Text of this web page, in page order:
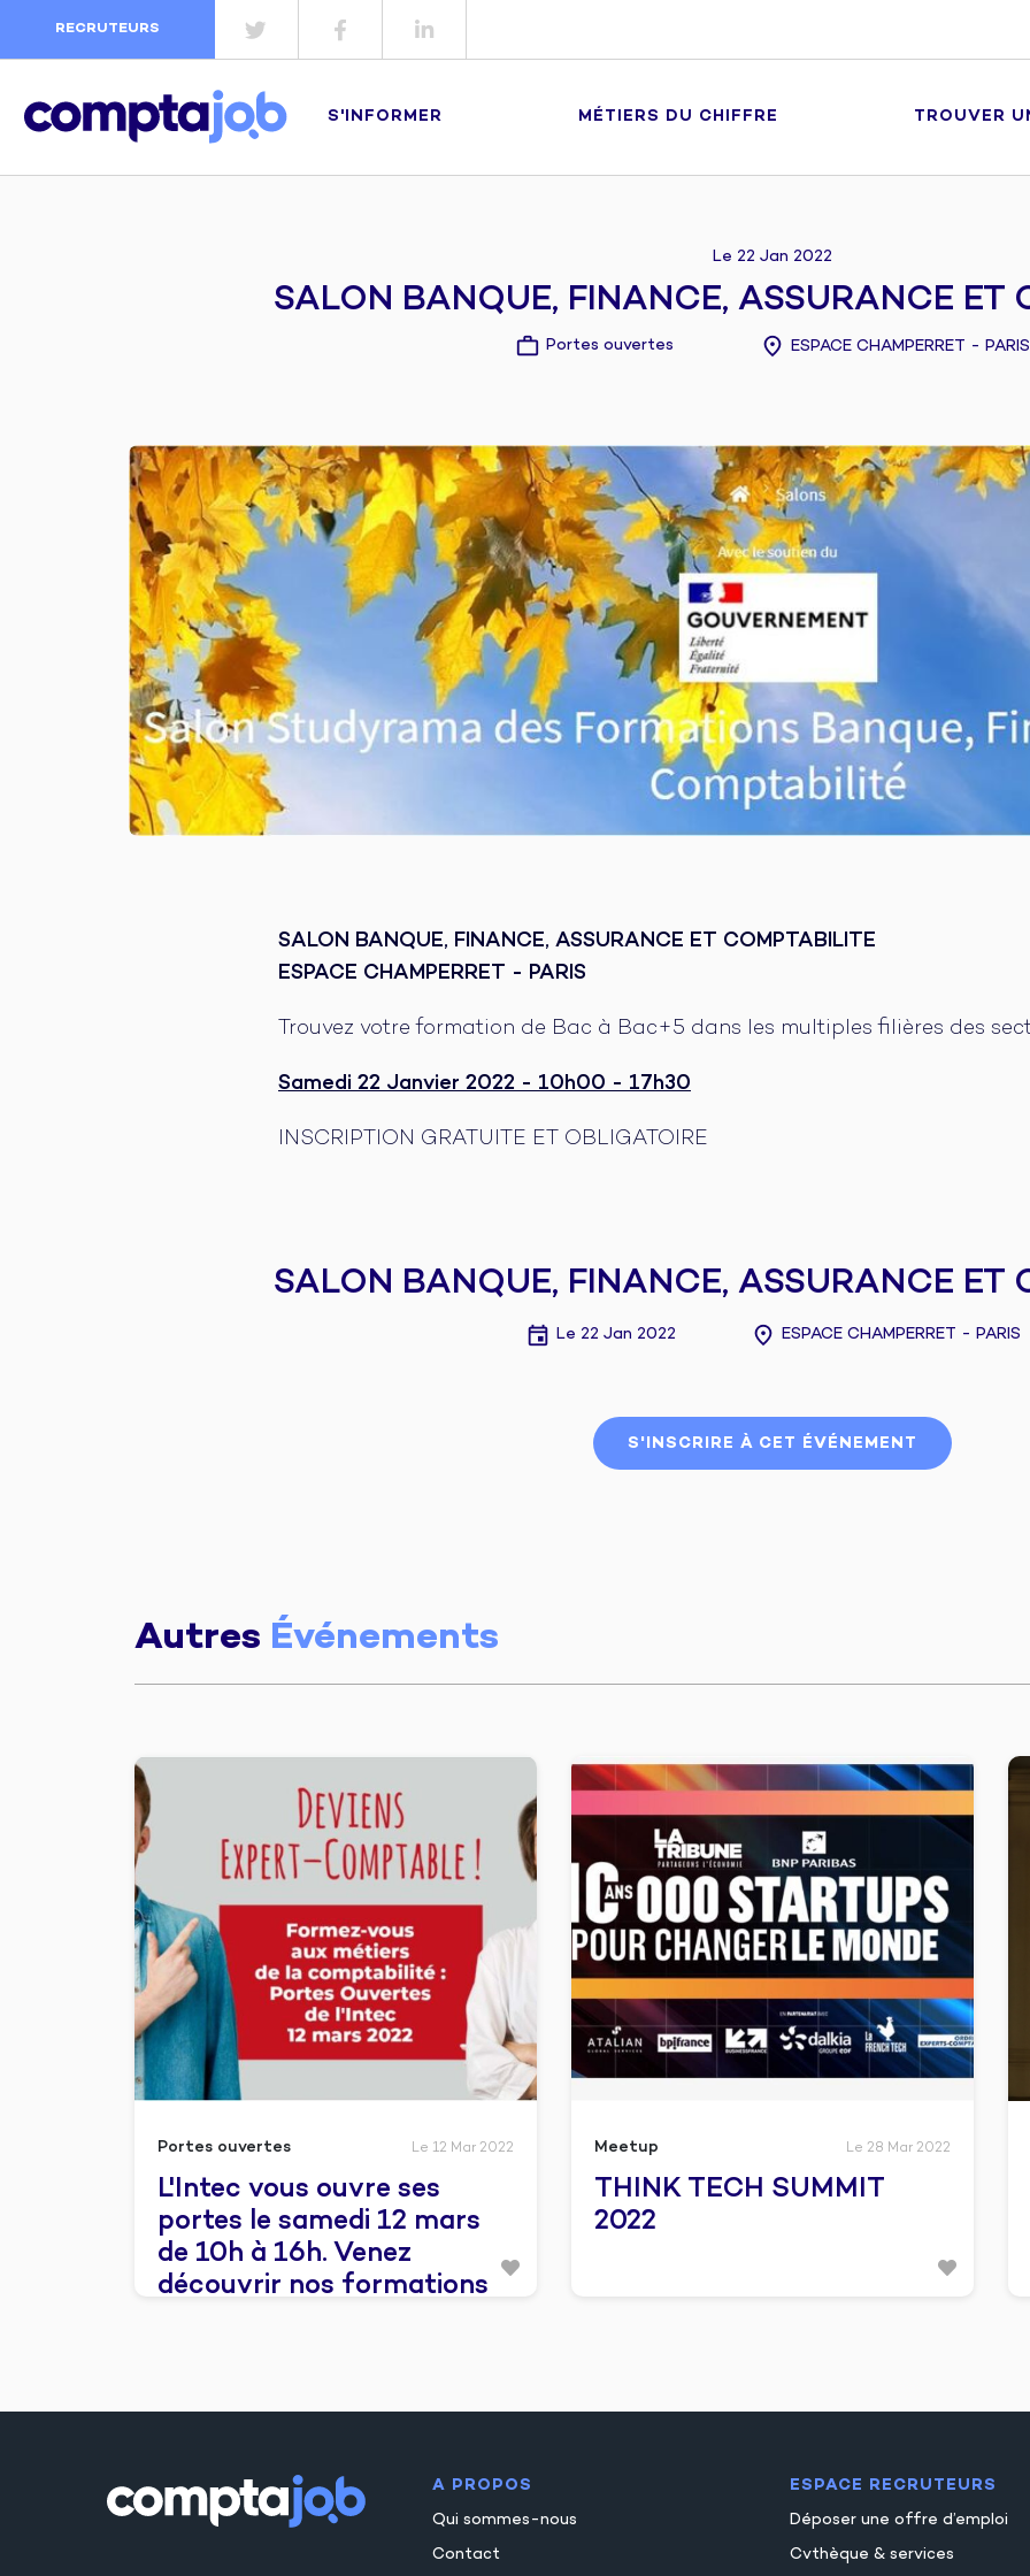
RECRUTEURS
S'INFORMER MÉTIERS DU CHIFFRE TROUVER
Le 22 Jan 2022
SALON BANQUE, FINANCE, ASSURANCE ET
Portes ouvertes ESPACE CHAMPERRET - PARIS
SALON BANQUE, FINANCE, ASSURANCE ET COMPTABILITE
ESPACE CHAMPERRET - PARIS
Trouvez votre formation de Bac à Bac+5 dans les multiples filières des
Samedi 22 Janvier 2022 - 10h00 - 17h30
INSCRIPTION GRATUITE ET OBLIGATOIRE
SALON BANQUE, FINANCE, ASSURANCE ET
Le 22 Jan 2022 ESPACE CHAMPERRET - PARIS
S'INSCRIRE À CET ÉVÉNEMENT
Autres Événements
Portes ouvertes Le 12 Mar 2022
L'Intec vous ouvre ses
portes le samedi 12 mars
de 10h à 16h. Venez
découvrir nos formations
Meetup Le 28 Mar 2022
THINK TECH SUMMIT
2022
A PROPOS
Qui sommes-nous
Contact
ESPACE RECRUTEURS
Déposer une offre d’emploi
Cvthèque & services